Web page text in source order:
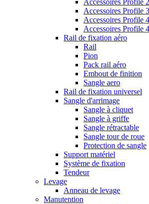
Accessoires Profile
Accessoires Profile
Accessoires Profile
Accessoires Profile
Rail de fixation aéro
Rail
Pion
Pack rail aéro
Embout de finition
Sangle aero
Rail de fixation universel
Sangle d'arrimage
Sangle à cliquet
Sangle à griffe
Sangle rétractable
Sangle tour de roue
Protection de sangle
Support matériel
Système de fixation
Tendeur
Levage
Anneau de levage
Manutention